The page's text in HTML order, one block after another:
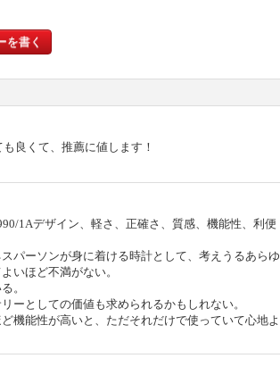
を書く
良くて、推薦に値します！
1Aデザイン、軽さ、正確さ、質感、機能性、利便
パーソンが身に着ける時計として、考えうるあらゆ
いほど不満がない。
。
ーとしての価値も求められるかもしれない。
機能性が高いと、ただそれだけで使っていて心地よ